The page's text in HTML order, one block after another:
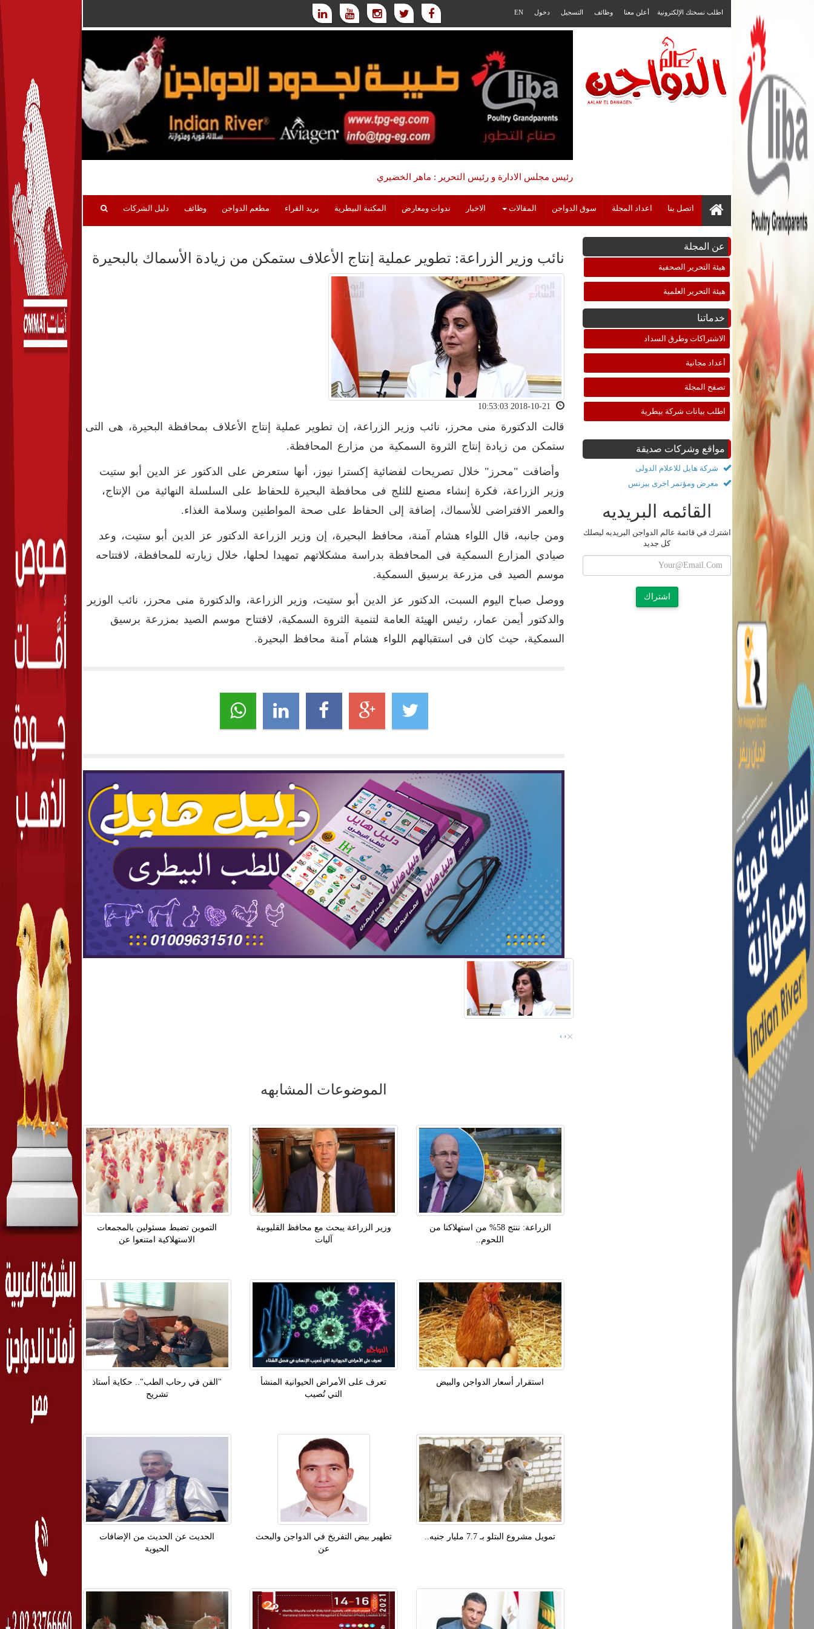
اطلب نسختك الإلكترونية أعلن معنا وظائف التسجيل دخول EN
رئيس مجلس الادارة و رئيس التحرير : ماهر الخضيري
اتصل بنا اعداد المجلة سوق الدواجن المقالات الاخبار ندوات ومعارض المكتبة البيطرية بريد القراء مطعم الدواجن وظائف دليل الشركات
عن المجلة
هيئة التحرير الصحفية
هيئة التحرير العلمية
خدماتنا
الاشتراكات وطرق السداد
أعداد مجانية
تصفح المجلة
اطلب بيانات شركة بيطرية
مواقع وشركات صديقة
شركة هايل للاعلام الدولى
معرض ومؤتمر اجرى بيزنس
القائمه البريديه
اشترك في قائمة عالم الدواجن البريديه ليصلك
كل جديد
اشتراك
نائب وزير الزراعة: تطوير عملية إنتاج الأعلاف ستمكن من زيادة الأسماك بالبحيرة
قالت الدكتورة منى محرز، نائب وزير الزراعة، إن تطوير عملية إنتاج الأعلاف بمحافظة البحيرة، هى التى
ستمكن من زيادة إنتاج الثروة السمكية من مزارع المحافظة.
وأضافت "محرز" خلال تصريحات لفضائية إكسترا نيوز، أنها ستعرض على الدكتور عز الدين أبو ستيت
وزير الزراعة، فكرة إنشاء مصنع للثلج فى محافظة البحيرة للحفاظ على السلسلة النهائية من الإنتاج،
والعمر الافتراضى للأسماك، إضافة إلى الحفاظ على صحة المواطنين وسلامة الغذاء.
ومن جانبه، قال اللواء هشام آمنة، محافظ البحيرة، إن وزير الزراعة الدكتور عز الدين أبو ستيت، وعد
صيادي المزارع السمكية فى المحافظة بدراسة مشكلاتهم تمهيدا لحلها، خلال زيارته للمحافظة، لافتتاحه
موسم الصيد فى مزرعة برسيق السمكية.
ووصل صباح اليوم السبت، الدكتور عز الدين أبو ستيت، وزير الزراعة، والدكتورة منى محرز، نائب الوزير
والدكتور أيمن عمار، رئيس الهيئة العامة لتنمية الثروة السمكية، لافتتاح موسم الصيد بمزرعة برسيق
السمكية، حيث كان فى استقبالهم اللواء هشام آمنة محافظ البحيرة.
‹
› ×
الموضوعات المشابهه
التموين تضبط مسئولين بالمجمعات
الاستهلاكية امتنعوا عن
وزير الزراعة يبحث مع محافظ القليوبية
آليات
الزراعة: ننتج 58% من استهلاكنا من
اللحوم..
"الفن في رحاب الطب".. حكاية أستاذ
تشريح
تعرف على الأمراض الحيوانية المنشأ
التي تُصيب
استقرار أسعار الدواجن والبيض
الحديث عن الحديث من الإضافات
الحيوية
تطهير بيض التفريخ في الدواجن والبحث
عن
تمويل مشروع البتلو بـ 7.7 مليار جنيه..